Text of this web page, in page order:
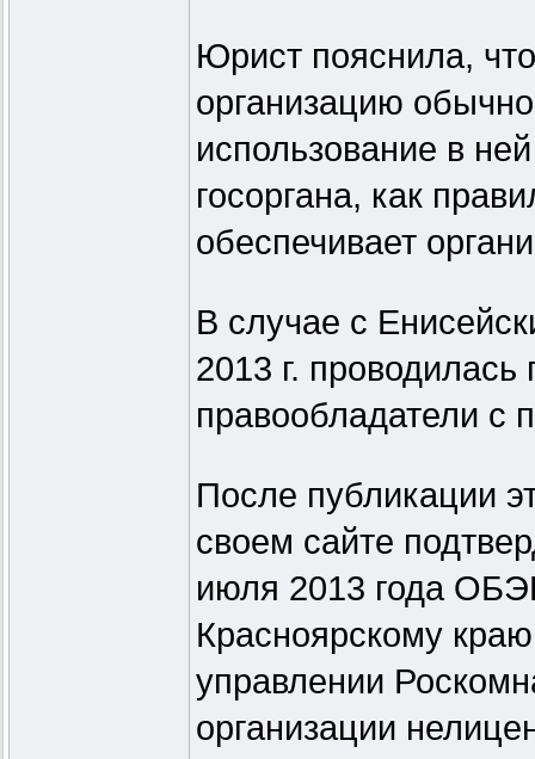
Юрист пояснила,
организацию
использование в
госоргана, как
обеспечивает
В случае с
2013 г.
правообладатели с
После публикации
своем сайте
июля 2013 года
Красноярскому
управлении
организации